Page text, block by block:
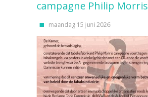
campagne Philip Morris
maandag 15 juni 2026